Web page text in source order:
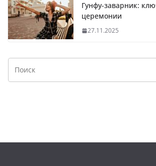
Гунфу-заварник:
церемонии
27.11.2025